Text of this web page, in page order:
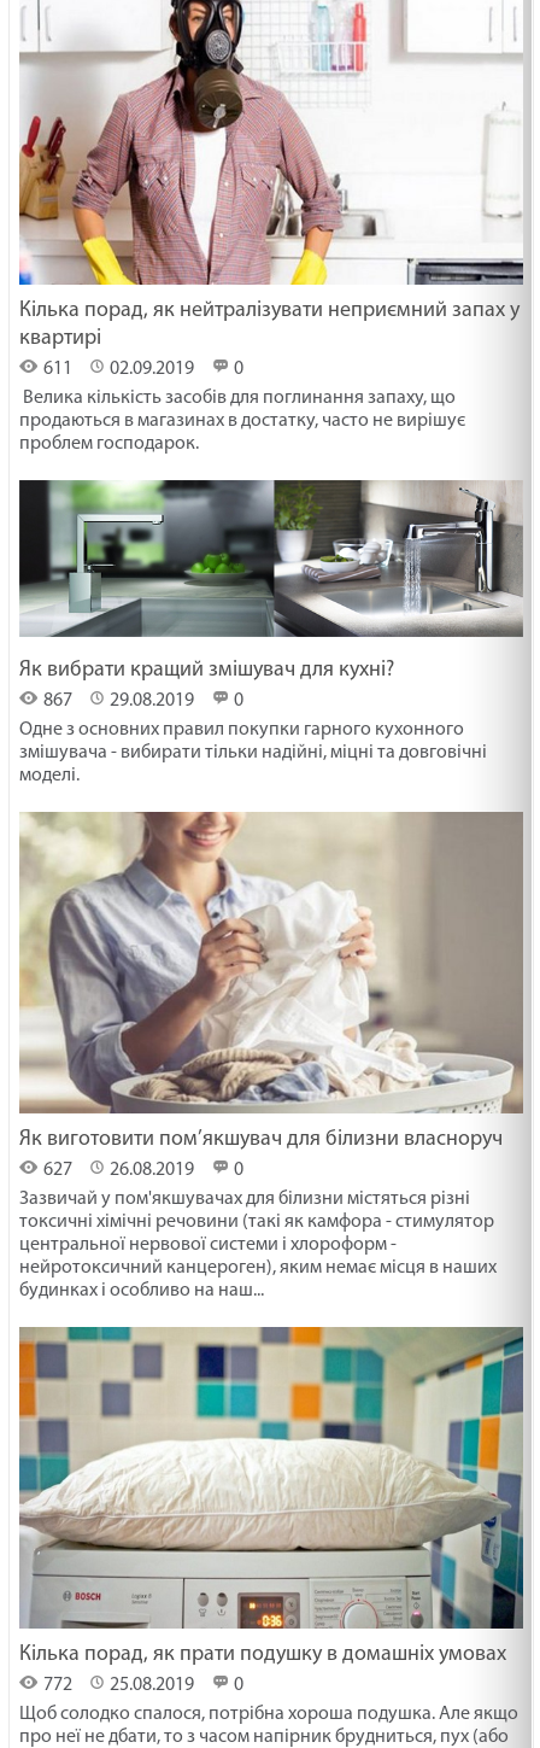
Кілька порад, як нейтралізувати неприємний запах у
квартирі
611 02.09.2019
0
Велика кількість засобів для поглинання запаху, що
продаються в магазинах в достатку, часто не вирішує
проблем господарок.
Як вибрати кращий змішувач для кухні?
867 29.08.2019
0
Одне з основних правил покупки гарного кухонного
змішувача - вибирати тільки надійні, міцні та довговічні
моделі.
Як виготовити пом’якшувач для білизни власноруч
627 26.08.2019
0
Зазвичай у пом'якшувачах для білизни містяться різні
токсичні хімічні речовини (такі як камфора - стимулятор
центральної нервової системи і хлороформ -
нейротоксичний канцероген), яким немає місця в наших
будинках і особливо на наш...
Кілька порад, як прати подушку в домашніх умовах
772 25.08.2019
0
Щоб солодко спалося, потрібна хороша подушка. Але якщо
про неї не дбати, то з часом напірник брудниться, пух (або